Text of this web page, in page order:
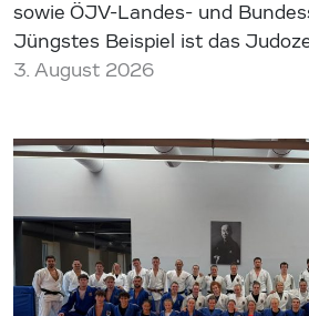
sowie ÖJV-Landes- und
Jüngstes Beispiel ist das
3. August 2026